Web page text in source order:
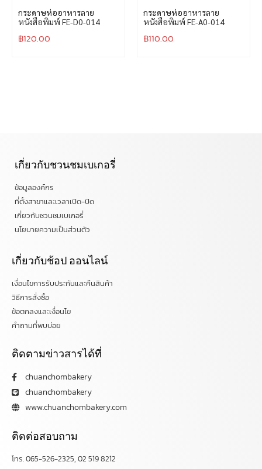
กระดาษห่ออาหารลาย
หนังสือพิมพ์ FE-D0-014
฿120.00
กระดาษห่ออาหารลาย
หนังสือพิมพ์ FE-A0-014
฿110.00
เกี่ยวกับชวนชมเบเกอรี่
ข้อมูลองค์กร
ที่ตั้งสาขาและเวลาเปิด-ปิด
เกี่ยวกับชวนชมเบเกอรี่
นโยบายความเป็นส่วนตัว
เกี่ยวกับช้อป ออนไลน์
เงื่อนไขการรับประกันและคืนสินค้า
วิธีการสั่งซื้อ
ข้อตกลงและเงื่อนไข
คำถามที่พบบ่อย
ติดตามข่าวสารได้ที่
chuanchombakery
chuanchombakery
www.chuanchombakery.com
ติดต่อสอบถาม
โทร. 065-526-2325, 02 519 8212